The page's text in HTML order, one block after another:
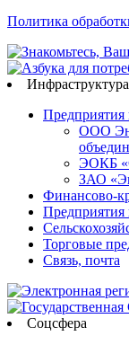
Политика
Инфраструктура
Предприятия
ООО
ЭОКБ
ЗАО
Финансово-
Торговые
Связь, почта
Соцсфера